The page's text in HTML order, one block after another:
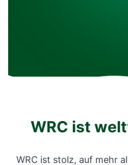
WRC ist
WRC ist stolz, auf mehr